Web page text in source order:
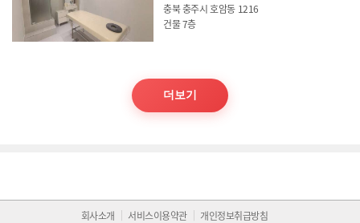
충북 충주시 호암동 1216
건물 7층
더보기
회사소개 서비스이용약관 개인정보취급방침